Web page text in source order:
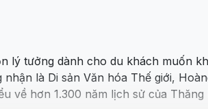
lý tưởng dành cho du khách muốn
là Di sản Văn hóa Thế giới,
về hơn 1.300 năm lịch sử của Thăng